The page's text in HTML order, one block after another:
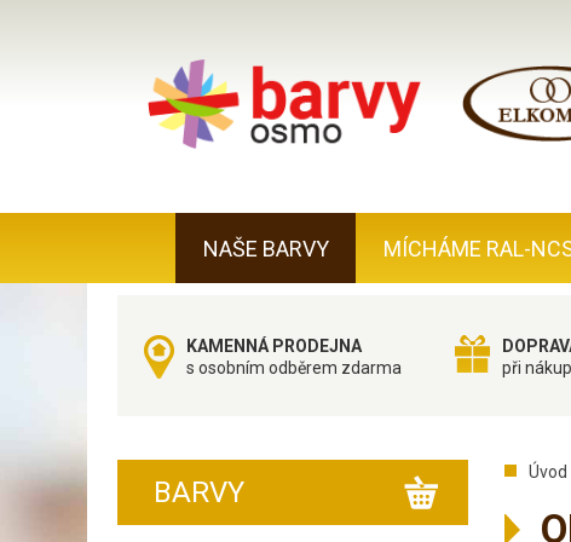
NAŠE BARVY MÍCHÁME RAL-
KAMENNÁ PRODEJNA
s osobním odběrem zdarma
při
BARVY
Úvod